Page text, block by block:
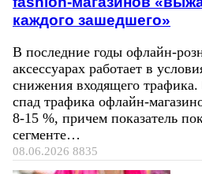
каждого зашедшего»
В последние годы офлайн-
аксессуарах работает в
снижения входящего
спад трафика офлайн-
8-15 %, причем показатель
сегменте…
08.06.2026 8835